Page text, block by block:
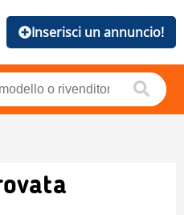
Inserisci un annuncio!